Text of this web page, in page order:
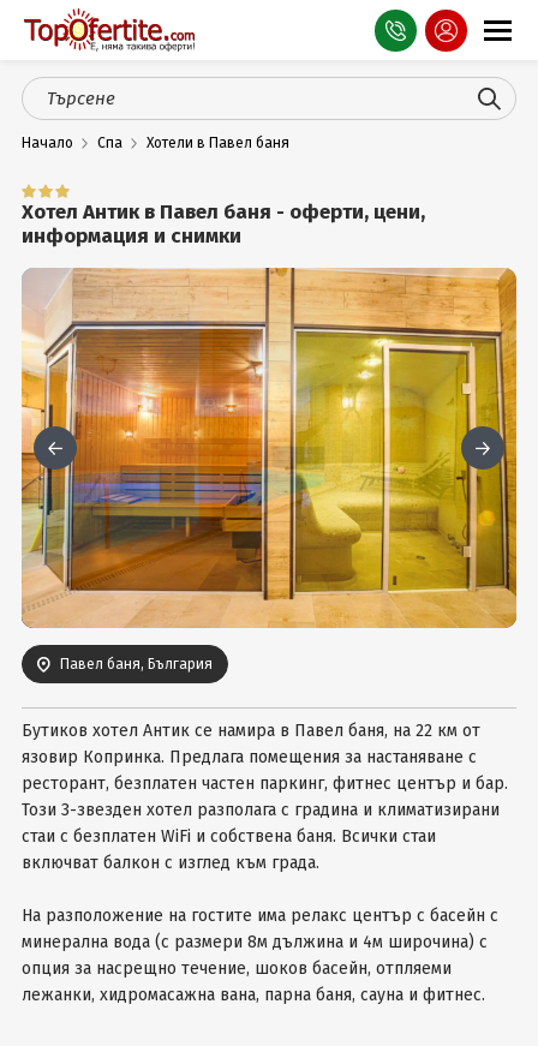
Оферти
СПА
Планина
Чужбина
Празници
Турция
Гърция
Услуги
Вход
Начало Спа Хотели в Павел баня
Хотел Антик в Павел баня - оферти, цени,
информация и снимки
Павел баня, България
Бутиков хотел Антик се намира в Павел баня, на 22 км от
язовир Копринка. Предлага помещения за настаняване с
ресторант, безплатен частен паркинг, фитнес център и бар.
Този 3-звезден хотел разполага с градина и климатизирани
стаи с безплатен WiFi и собствена баня. Всички стаи
включват балкон с изглед към града.
На разположение на гостите има релакс център с басейн с
минерална вода (с размери 8м дължина и 4м широчина) с
опция за насрещно течение, шоков басейн, отпляеми
лежанки, хидромасажна вана, парна баня, сауна и фитнес.